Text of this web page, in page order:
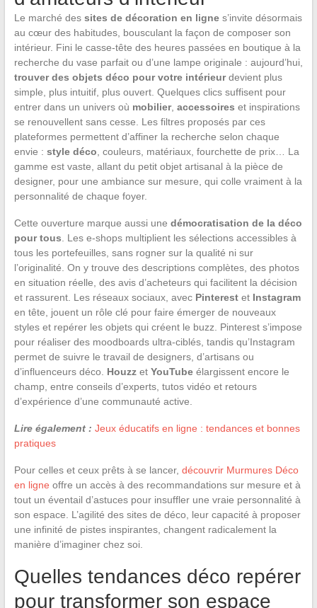
Le marché des sites de décoration en lignes’invite désormais
au cœur des habitudes, bousculant la façon de composer son
intérieur. Fini le casse-tête des heures passées en boutique à la
recherche du vase parfait ou d’une lampe originale : aujourd’hui,
trouver des objets déco pour votre intérieurdevient plus
simple, plus intuitif, plus ouvert. Quelques clics suffisent pour
entrer dans un univers où mobilier, accessoires et inspirations
se renouvellent sans cesse. Les filtres proposés par ces
plateformes permettent d’affiner la recherche selon chaque
envie : style déco , couleurs, matériaux, fourchette de prix… La
gamme est vaste, allant du petit objet artisanal à la pièce de
designer, pour une ambiance sur mesure, qui colle vraiment à la
personnalité de chaque foyer.
Cette ouverture marque aussi une démocratisation de la déco
pour tous . Les e-shops multiplient les sélections accessibles à
tous les portefeuilles, sans rogner sur la qualité ni sur
l’originalité. On y trouve des descriptions complètes, des photos
en situation réelle, des avis d’acheteurs qui facilitent la décision
et rassurent. Les réseaux sociaux, avec Pinterestet Instagram
en tête, jouent un rôle clé pour faire émerger de nouveaux
styles et repérer les objets qui créent le buzz. Pinterest s’impose
pour réaliser des moodboards ultra-ciblés, tandis qu’Instagram
permet de suivre le travail de designers, d’artisans ou
d’influenceurs déco. Houzzet YouTubeélargissent encore le
champ, entre conseils d’experts, tutos vidéo et retours
d’expérience d’une communauté active.
Lire également : Jeux éducatifs en ligne : tendances et bonnes
pratiques
Pour celles et ceux prêts à se lancer, découvrir Murmures Déco
en ligne offre un accès à des recommandations sur mesure et à
tout un éventail d’astuces pour insuffler une vraie personnalité à
son espace. L’agilité des sites de déco, leur capacité à proposer
une infinité de pistes inspirantes, changent radicalement la
manière d’imaginer chez soi.
Quelles tendances déco repérer
pour transformer son espace